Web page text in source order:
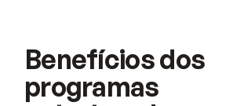
Benefícios dos
programas